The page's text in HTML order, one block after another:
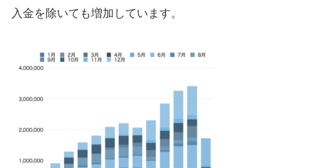
入金を除いても増加しています。